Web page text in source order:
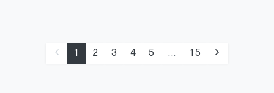
1 2 3 4 5 ... 15